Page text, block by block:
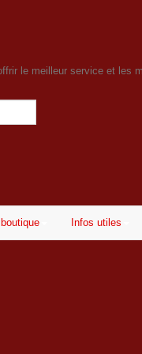
le meilleur service et les
Infos utiles